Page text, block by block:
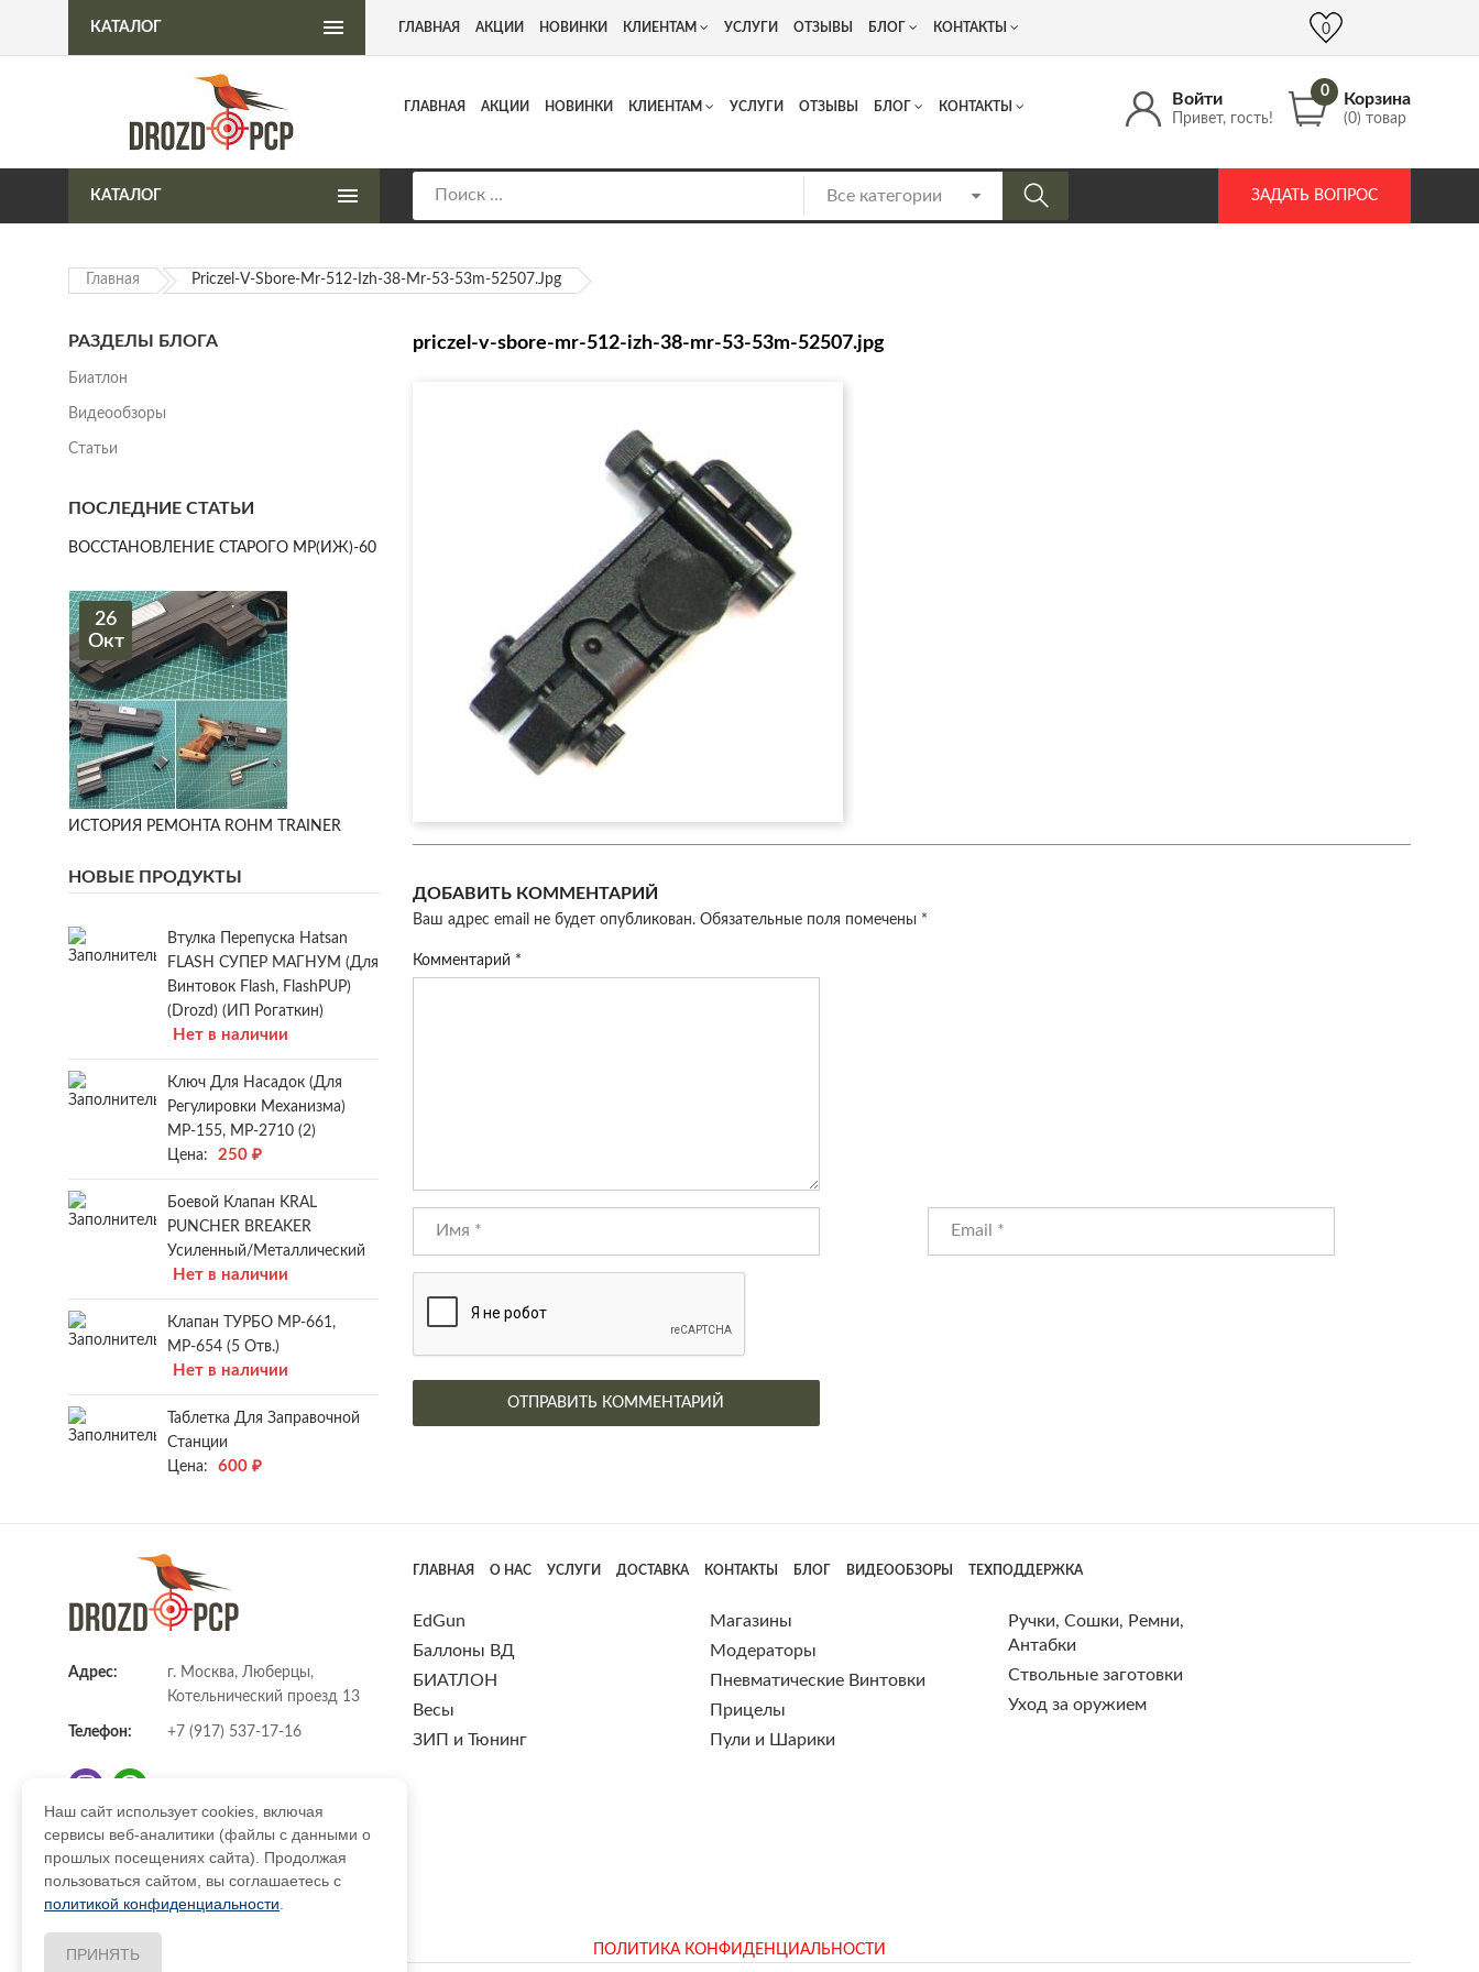
Интернет-магазин пневматического оружия Адрес: г. Москва, Люберцы, Котельнический проезд 13 +7 (917) 537 17 16 info@DrozdPcp.ru
Войти
Привет, гость!
0 Корзина
(0) товар
ГЛАВНАЯ АКЦИИ НОВИНКИ КЛИЕНТАМ УСЛУГИ ОТЗЫВЫ БЛОГ КОНТАКТЫ
КАТАЛОГ ЗАДАТЬ ВОПРОС
КАТАЛОГ ГЛАВНАЯ АКЦИИ НОВИНКИ КЛИЕНТАМ УСЛУГИ ОТЗЫВЫ БЛОГ КОНТАКТЫ 0
Главная Priczel-V-Sbore-Mr-512-Izh-38-Mr-53-53m-52507.jpg
priczel-v-sbore-mr-512-izh-38-mr-53-53m-52507.jpg
ДОБАВИТЬ КОММЕНТАРИЙ
Ваш адрес email не будет опубликован. Обязательные поля помечены *
Комментарий *
РАЗДЕЛЫ БЛОГА
Биатлон
Видеообзоры
Статьи
ПОСЛЕДНИЕ СТАТЬИ
ВОССТАНОВЛЕНИЕ СТАРОГО МР(ИЖ)-60
26
Окт
ИСТОРИЯ РЕМОНТА ROHM TRAINER
НОВЫЕ ПРОДУКТЫ
Втулка Перепуска Hatsan
FLASH СУПЕР МАГНУМ (для
Винтовок Flash, FlashPUP)
(Drozd) (ИП Рогаткин)
Нет в наличии
Ключ Для Насадок (для
Регулировки Механизма)
МР-155, МР-2710 (2)
Цена:
250 ₽
Боевой Клапан KRAL
PUNCHER BREAKER
Усиленный/металлический
Нет в наличии
Клапан ТУРБО МР-661,
МР-654 (5 Отв.)
Нет в наличии
Таблетка Для Заправочной
Станции
Цена:
600 ₽
Адрес:
г. Москва, Люберцы,
Котельнический проезд 13
Телефон: +7 (917) 537-17-16
E-mail: info@DrozdPcp.ru
ГЛАВНАЯ О НАС УСЛУГИ ДОСТАВКА КОНТАКТЫ БЛОГ ВИДЕООБЗОРЫ ТЕХПОДДЕРЖКА
EdGun
Баллоны ВД
БИАТЛОН
Весы
ЗИП и Тюнинг
Магазины
Модераторы
Пневматические Винтовки
Прицелы
Пули и Шарики
Ручки, Сошки, Ремни,
Антабки
Ствольные заготовки
Уход за оружием
ПОЛИТИКА КОНФИДЕНЦИАЛЬНОСТИ
Наш сайт использует cookies, включая
сервисы веб-аналитики (файлы с данными о
прошлых посещениях сайта). Продолжая
пользоваться сайтом, вы соглашаетесь с
политикой конфиденциальности
ПРИНЯТЬ